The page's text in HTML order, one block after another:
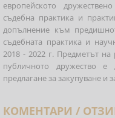
европейското
съдебна практика и
допълнение към
съдебната практика и
2018 - 2022 г. Предметът на
публичното дружество е
предлагане за закупуване и
КОМЕНТАРИ /